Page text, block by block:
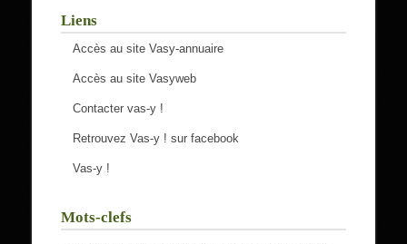
Liens
Accès au site Vasy-annuaire
Accès au site Vasyweb
Contacter vas-y !
Retrouvez Vas-y ! sur facebook
Vas-y !
Mots-clefs